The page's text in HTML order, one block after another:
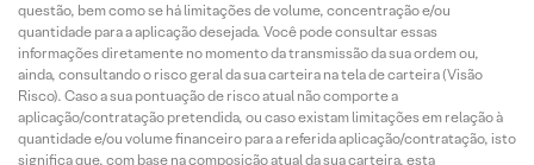
questão, bem como se há limitações de volume, concentração e/ou
quantidade para a aplicação desejada. Você pode consultar essas
informações diretamente no momento da transmissão da sua ordem ou,
ainda, consultando o risco geral da sua carteira na tela de carteira (Visão
Risco). Caso a sua pontuação de risco atual não comporte a
aplicação/contratação pretendida, ou caso existam limitações em relação à
quantidade e/ou volume financeiro para a referida aplicação/contratação, isto
significa que, com base na composição atual da sua carteira, esta